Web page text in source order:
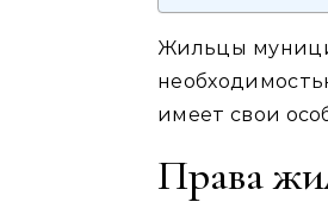
Жильцы
имеет свои
Права